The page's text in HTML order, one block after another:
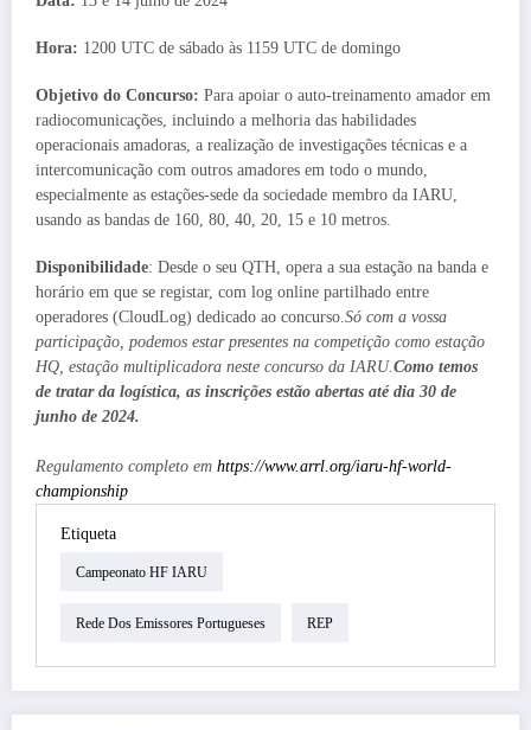
Hora: 1200 UTC de sábado às 1159 UTC de domingo
Objetivo do Concurso: Para apoiar o auto-treinamento amador em
radiocomunicações, incluindo a melhoria das habilidades
operacionais amadoras, a realização de investigações técnicas e a
intercomunicação com outros amadores em todo o mundo,
especialmente as estações-sede da sociedade membro da IARU,
usando as bandas de 160, 80, 40, 20, 15 e 10 metros.
Disponibilidade: Desde o seu QTH, opera a sua estação na banda e
horário em que se registar, com log online partilhado entre
operadores (CloudLog) dedicado ao concurso.Só com a vossa
participação, podemos estar presentes na competição como estação
HQ, estação multiplicadora neste concurso da IARU.Como temos
de tratar da logística, as inscrições estão abertas até dia 30 de
junho de 2024.
Regulamento completo em https://www.arrl.org/iaru-hf-world-
championship
Etiqueta
Campeonato HF IARU
Rede Dos Emissores Portugueses REP